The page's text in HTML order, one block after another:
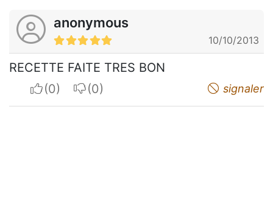
anonymous
10/10/2013
RECETTE FAITE TRES BON
I apreciateI do not appreciate signaler